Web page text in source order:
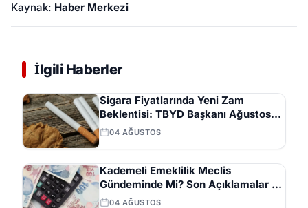
Kaynak: Haber Merkezi
İlgili Haberler
Sigara Fiyatlarında Yeni Zam
Beklentisi: TBYD Başkanı Ağustos
Ayını İşaret Etti
04 AĞUSTOS
Kademeli Emeklilik Meclis
Gündeminde Mi? Son Açıklamalar ve
Beklentiler
04 AĞUSTOS